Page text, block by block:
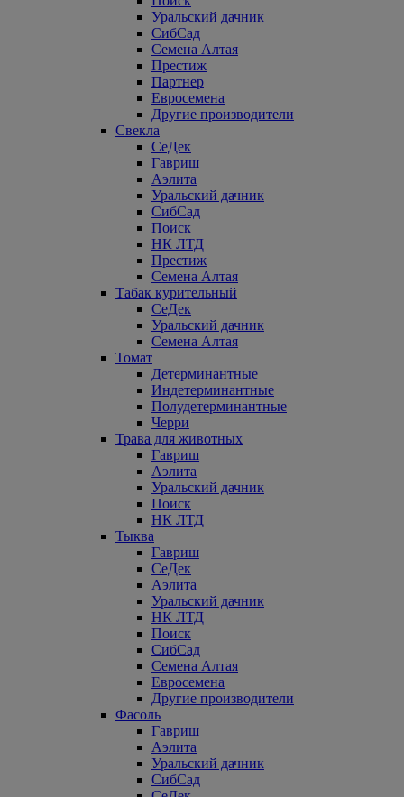
Уральский дачник
СибСад
Семена Алтая
Престиж
Партнер
Евросемена
Другие производители
Свекла
СеДек
Гавриш
Аэлита
Уральский дачник
СибСад
Поиск
НК ЛТД
Престиж
Семена Алтая
Табак курительный
СеДек
Уральский дачник
Семена Алтая
Томат
Детерминантные
Индетерминантные
Полудетерминантные
Черри
Трава для животных
Гавриш
Аэлита
Уральский дачник
Поиск
НК ЛТД
Тыква
Гавриш
СеДек
Аэлита
Уральский дачник
НК ЛТД
Поиск
СибСад
Семена Алтая
Евросемена
Другие производители
Фасоль
Гавриш
Аэлита
Уральский дачник
СибСад